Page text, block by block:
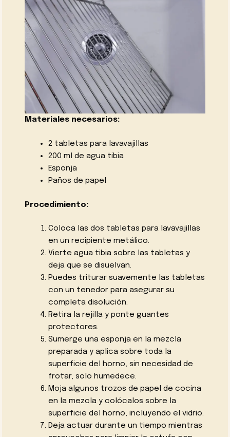
Materiales necesarios:
2 tabletas para lavavajillas
200 ml de agua tibia
Esponja
Paños de papel
Procedimiento:
Coloca las dos tabletas para lavavajillas
en un recipiente metálico.
Vierte agua tibia sobre las tabletas y
deja que se disuelvan.
Puedes triturar suavemente las tabletas
con un tenedor para asegurar su
completa disolución.
Retira la rejilla y ponte guantes
protectores.
Sumerge una esponja en la mezcla
preparada y aplica sobre toda la
superficie del horno, sin necesidad de
frotar, solo humedece.
Moja algunos trozos de papel de cocina
en la mezcla y colócalos sobre la
superficie del horno, incluyendo el vidrio.
Deja actuar durante un tiempo mientras